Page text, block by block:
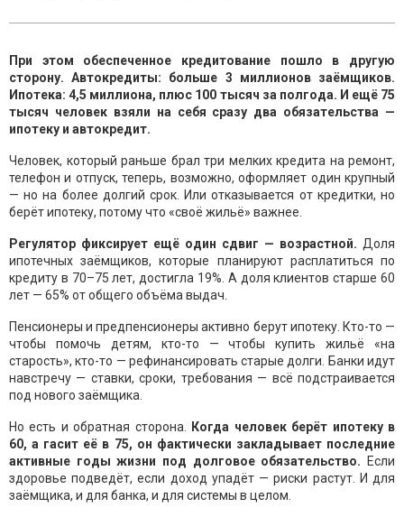
При этом обеспеченное кредитование пошло в другую
сторону. Автокредиты: больше 3 миллионов заёмщиков.
Ипотека: 4,5 миллиона, плюс 100 тысяч за полгода. И ещё 75
тысяч человек взяли на себя сразу два обязательства —
ипотеку и автокредит.
Человек, который раньше брал три мелких кредита на ремонт,
телефон и отпуск, теперь, возможно, оформляет один крупный
— но на более долгий срок. Или отказывается от кредитки, но
берёт ипотеку, потому что «своё жильё» важнее.
Регулятор фиксирует ещё один сдвиг — возрастной. Доля
ипотечных заёмщиков, которые планируют расплатиться по
кредиту в 70–75 лет, достигла 19%. А доля клиентов старше 60
лет — 65% от общего объёма выдач.
Пенсионеры и предпенсионеры активно берут ипотеку. Кто-то —
чтобы помочь детям, кто-то — чтобы купить жильё «на
старость», кто-то — рефинансировать старые долги. Банки идут
навстречу — ставки, сроки, требования — всё подстраивается
под нового заёмщика.
Но есть и обратная сторона.
Когда человек берёт ипотеку в
60, а гасит её в 75, он фактически закладывает последние
активные годы жизни под долговое обязательство.
Если
здоровье подведёт, если доход упадёт — риски растут. И для
заёмщика, и для банка, и для системы в целом.